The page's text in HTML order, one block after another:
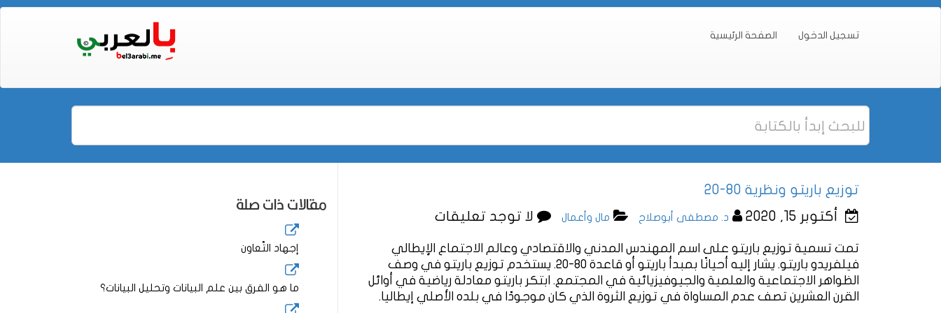
الصفحة الرئيسية تسجيل الدخول
مقالات ذات صلة
إجهاد التَّعاون
ما هو الفرق بين علم البيانات وتحليل البيانات؟
توزيع باريتو ونظرية 80-20
أكتوبر 15, 2020
د. مصطفى أبوصلاح مال وأعمال لا توجد تعليقات
تمت تسمية توزيع باريتو على اسم المهندس المدني والاقتصادي وعالم الاجتماع الإيطالي
فيلفريدو باريتو. يشار إليه أحيانًا بمبدأ باريتو أو قاعدة 80-20. يستخدم توزيع باريتو في وصف
الظواهر الاجتماعية والعلمية والجيوفيزيائية في المجتمع. ابتكر باريتو معادلة رياضية في أوائل
القرن العشرين تصف عدم المساواة في توزيع الثروة الذي كان موجودًا في بلده الأصلي إيطاليا.